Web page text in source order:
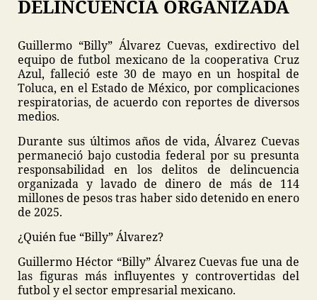
DELINCUENCIA ORGANIZADA
Guillermo “Billy” Álvarez Cuevas, exdirectivo del
equipo de futbol mexicano de la cooperativa Cruz
Azul, falleció este 30 de mayo en un hospital de
Toluca, en el Estado de México, por complicaciones
respiratorias, de acuerdo con reportes de diversos
medios.
Durante sus últimos años de vida, Álvarez Cuevas
permaneció bajo custodia federal por su presunta
responsabilidad en los delitos de delincuencia
organizada y lavado de dinero de más de 114
millones de pesos tras haber sido detenido en enero
de 2025.
¿Quién fue “Billy” Álvarez?
Guillermo Héctor “Billy” Álvarez Cuevas fue una de
las figuras más influyentes y controvertidas del
futbol y el sector empresarial mexicano.